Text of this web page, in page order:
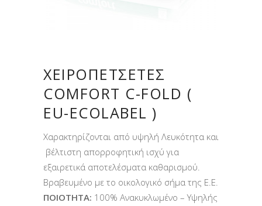
ΧΕΙΡΟΠΕΤΣΈΤΕΣ
COMFORT C-FOLD (
EU-ECOLABEL )
Χαρακτηρίζονται από υψηλή Λευκότητα και
βέλτιστη απορροφητική ισχύ για
εξαιρετικά αποτελέσματα καθαρισμού.
Βραβευμένο με το οικολογικό σήμα της Ε.Ε.
ΠΟΙΟΤΗΤΑ: 100% Ανακυκλωμένο – Υψηλής